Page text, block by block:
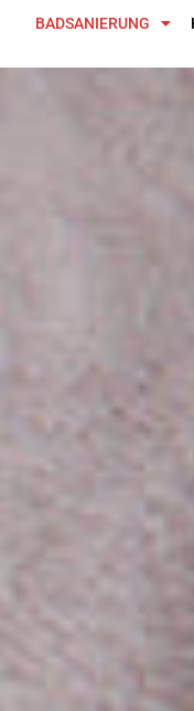
BADSANIERUNG